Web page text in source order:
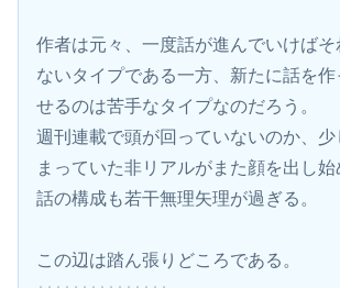
作者は元々、一度話が進んでいけばそ
ないタイプである一方、新たに話を作
せるのは苦手なタイプなのだろう。
週刊連載で頭が回っていないのか、少
まっていた非リアルがまた顔を出し始
話の構成も若干無理矢理が過ぎる。
この辺は踏ん張りどころである。